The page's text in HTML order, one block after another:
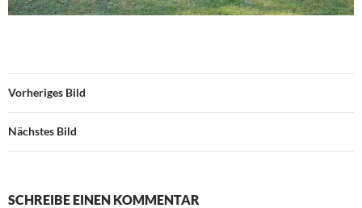
Vorheriges Bild
Nächstes Bild
SCHREIBE EINEN KOMMENTAR